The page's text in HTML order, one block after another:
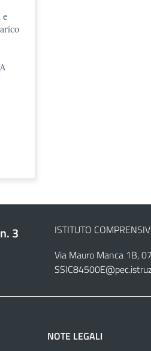
e
3
ISTITUTO
Via Mauro Manca 1B,
NOTE LEGALI